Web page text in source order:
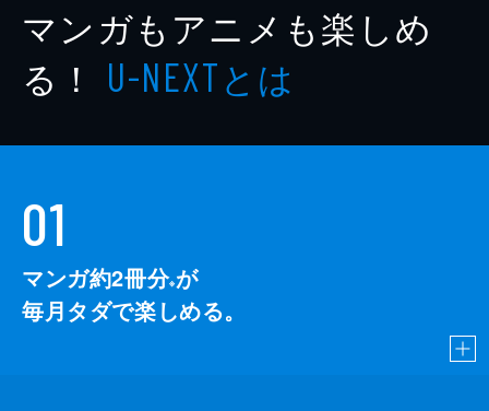
マンガもアニメも楽しめ
る！ U-NEXTとは
01
マンガ約2冊分※が
毎月タダで楽しめる。